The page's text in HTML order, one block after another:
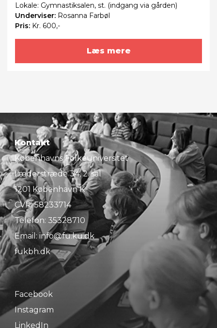
Lokale: Gymnastiksalen, st. (indgang via gården)
Underviser: Rosanna Farbøl
Pris: Kr. 600,-
Læs mere
Kontakt
Københavns Folkeuniversitet
Læderstræde 34, 2. sal
1201 København K
CVR: 58233714
Telefon: 35328710
Email: info@fu.ku.dk
fukbh.dk
Facebook
Instagram
LinkedIn